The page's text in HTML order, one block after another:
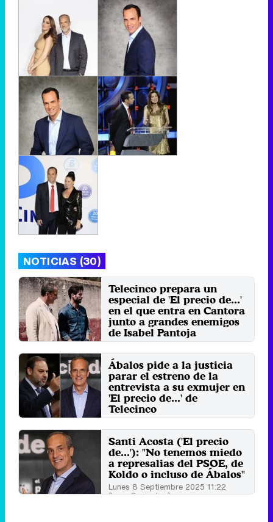
NOTICIAS (30)
Telecinco prepara un
especial de 'El precio de...'
en el que entra en Cantora
junto a grandes enemigos
de Isabel Pantoja
Sábado 27 Junio 2026 13:34 (hace
15 segundos)
Ábalos pide a la justicia
parar el estreno de la
entrevista a su exmujer en
'El precio de...' de
Telecinco
Lunes 8 Septiembre 2025 17:04
(hace 1 minuto)
Santi Acosta ('El precio
de...'): "No tenemos miedo
a represalias del PSOE, de
Koldo o incluso de Ábalos"
Lunes 8 Septiembre 2025 11:22
(hace 9 minutos)